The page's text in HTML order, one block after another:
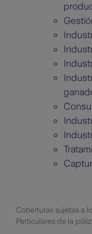
Coberturas sujetas a
Particulares de la